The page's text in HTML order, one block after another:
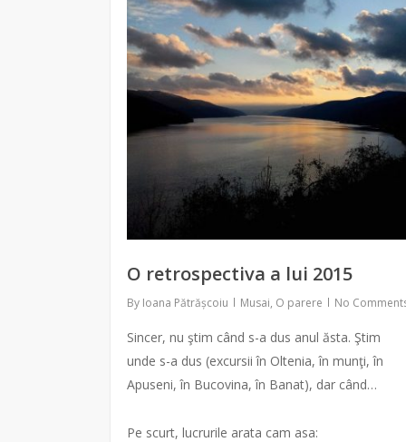
O retrospectiva a lui 2015
By Ioana Pătrășcoiu Musai, O parere No
Sincer, nu ştim când s-a dus anul ăsta. Ştim
unde s-a dus (excursii în Oltenia, în munţi, în
Apuseni, în Bucovina, în Banat), dar când…
Pe scurt, lucrurile arata cam asa: